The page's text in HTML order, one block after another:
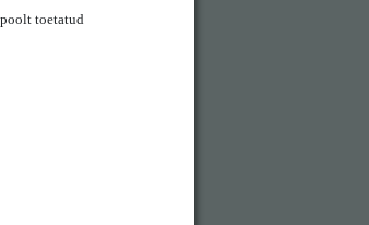
toetatud